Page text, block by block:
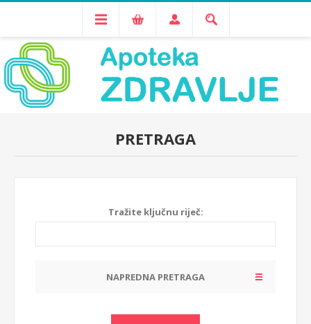
PRETRAGA
Tražite ključnu riječ:
NAPREDNA PRETRAGA